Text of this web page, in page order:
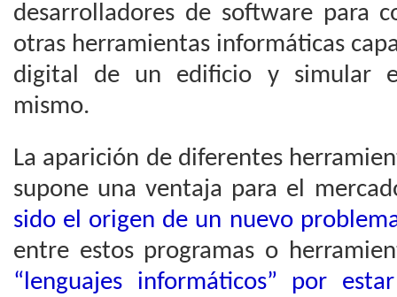
desarrolladores de software para
otras herramientas informáticas
digital de un edificio y simular
mismo.
La aparición de diferentes
supone una ventaja para el
sido el origen de un nuevo
entre estos programas o
“lenguajes informáticos” por